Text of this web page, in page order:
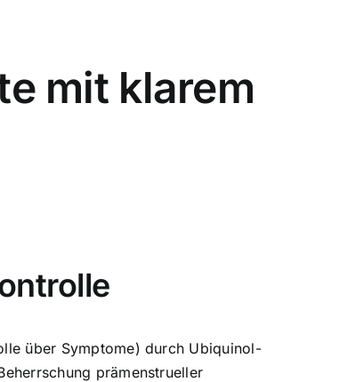
mit klarem
über Symptome) durch Ubiquinol-
prämenstrueller